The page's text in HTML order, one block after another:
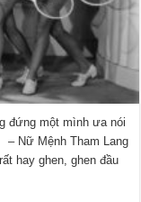
đứng một mình ưa nói
Nữ Mệnh Tham Lang
hay ghen, ghen đầu